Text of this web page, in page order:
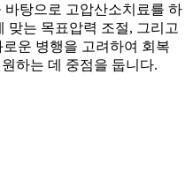
바탕으로 고압산소치료를 하
맞는 목표압력 조절, 그리고
로운 병행을 고려하여 회복
하는 데 중점을 둡니다.